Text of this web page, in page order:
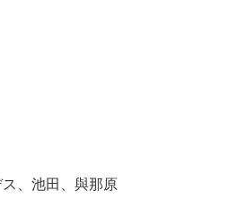
、池田、與那原